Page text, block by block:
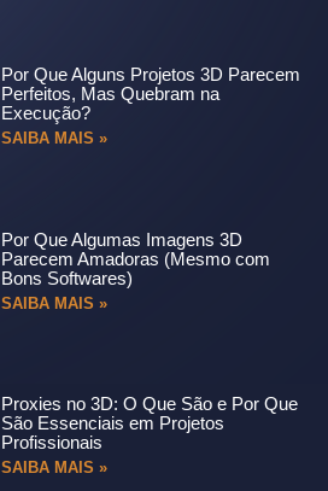
Por Que Alguns Projetos 3D Parecem
Perfeitos, Mas Quebram na
Execução?
SAIBA MAIS »
Por Que Algumas Imagens 3D
Parecem Amadoras (Mesmo com
Bons Softwares)
SAIBA MAIS »
Proxies no 3D: O Que São e Por Que
São Essenciais em Projetos
Profissionais
SAIBA MAIS »